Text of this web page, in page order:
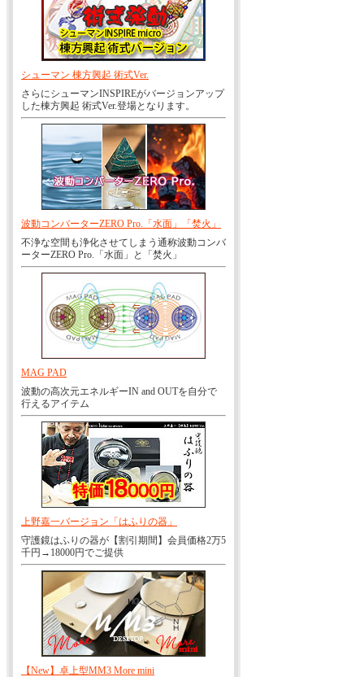
シューマン 棟方興起 術式Ver.
さらにシューマンINSPIREがバージョンアップ
した棟方興起 術式Ver.登場となります。
波動コンバーターZERO Pro.「水面」「焚火」
不浄な空間も浄化させてしまう通称波動コンバ
ーターZERO Pro.「水面」と「焚火」
MAG PAD
波動の高次元エネルギーIN and OUTを自分で
行えるアイテム
上野嘉一バージョン「はふりの器」
守護鏡はふりの器が【割引期間】会員価格2万5
千円→18000円でご提供
【New】卓上型MM3 More mini